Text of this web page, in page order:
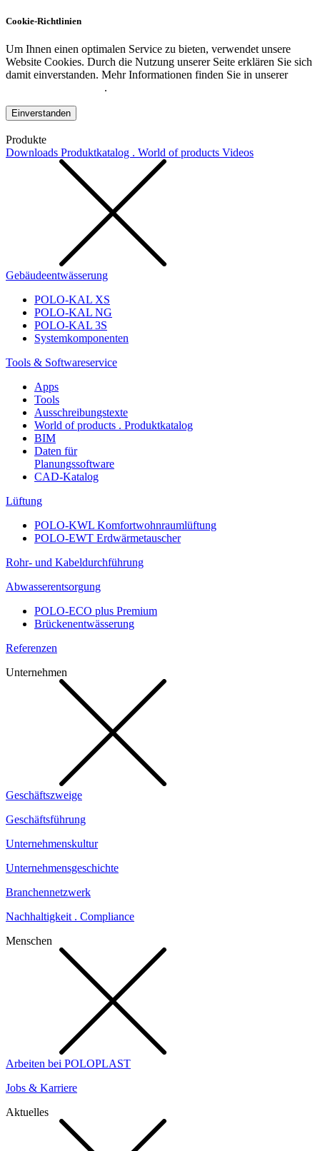
Cookie-Richtlinien
Um Ihnen einen optimalen Service zu bieten, verwendet unsere
Website Cookies. Durch die Nutzung unserer Seite erklären Sie sich
damit einverstanden. Mehr Informationen finden Sie in unserer
.
Einverstanden
Produkte
Downloads Produktkatalog . World of products Videos
Gebäudeentwässerung
POLO-KAL XS
POLO-KAL NG
POLO-KAL 3S
Systemkomponenten
Tools & Softwareservice
Apps
Tools
Ausschreibungstexte
World of products . Produktkatalog
BIM
Daten für
Planungssoftware
CAD-Katalog
Lüftung
POLO-KWL Komfortwohnraumlüftung
POLO-EWT Erdwärmetauscher
Rohr- und Kabeldurchführung
Abwasserentsorgung
POLO-ECO plus Premium
Brückenentwässerung
Referenzen
Unternehmen
Geschäftszweige
Geschäftsführung
Unternehmenskultur
Unternehmensgeschichte
Branchennetzwerk
Nachhaltigkeit . Compliance
Menschen
Arbeiten bei POLOPLAST
Jobs & Karriere
Aktuelles